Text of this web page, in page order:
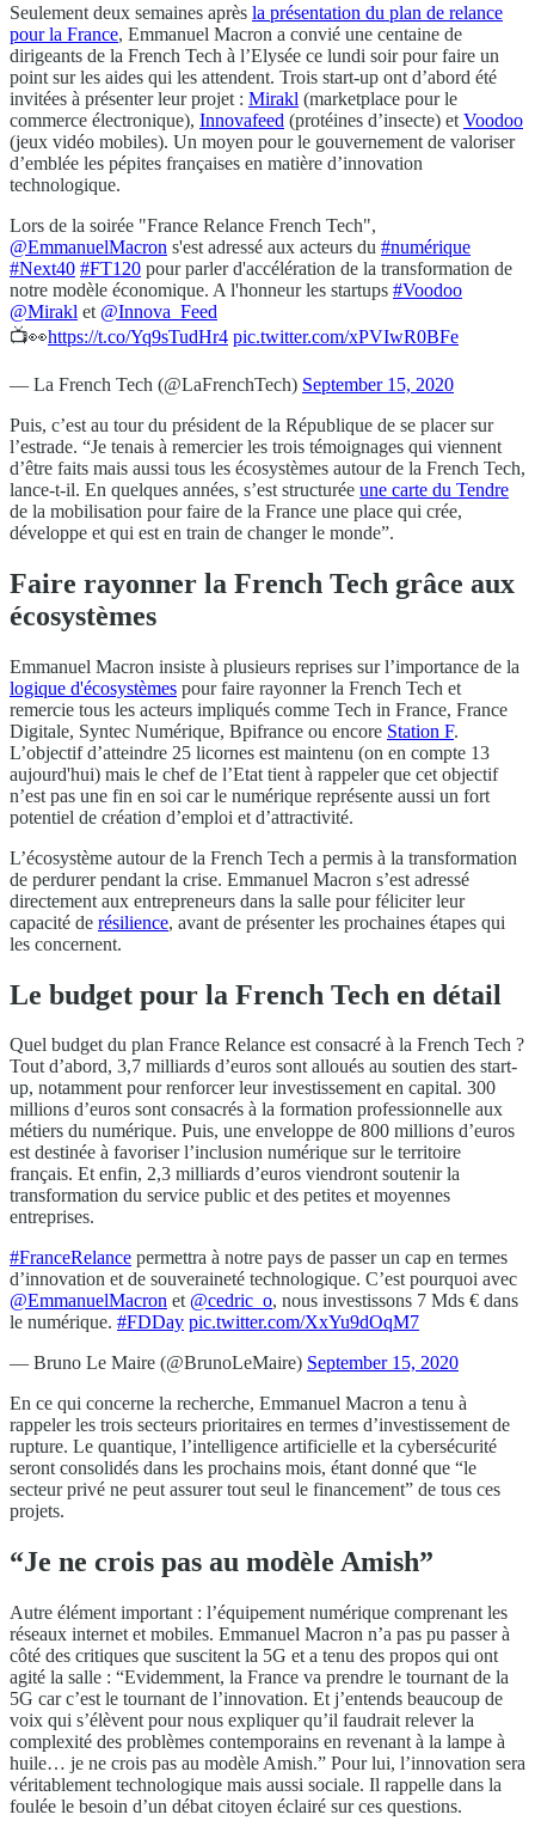
Seulement deux semaines après la présentation du plan de relance
pour la France, Emmanuel Macron a convié une centaine de
dirigeants de la French Tech à l’Elysée ce lundi soir pour faire un
point sur les aides qui les attendent. Trois start-up ont d’abord été
invitées à présenter leur projet : Mirakl (marketplace pour le
commerce électronique), Innovafeed (protéines d’insecte) et Voodoo
(jeux vidéo mobiles). Un moyen pour le gouvernement de valoriser
d’emblée les pépites françaises en matière d’innovation
technologique.
Lors de la soirée "France Relance French Tech",
@EmmanuelMacron s'est adressé aux acteurs du #numérique
#Next40 #FT120 pour parler d'accélération de la transformation de
notre modèle économique. A l'honneur les startups #Voodoo
@Mirakl et @Innova_Feed
📺👀https://t.co/Yq9sTudHr4 pic.twitter.com/xPVIwR0BFe
— La French Tech (@LaFrenchTech) September 15, 2020
Puis, c’est au tour du président de la République de se placer sur
l’estrade. “Je tenais à remercier les trois témoignages qui viennent
d’être faits mais aussi tous les écosystèmes autour de la French Tech,
lance-t-il. En quelques années, s’est structurée une carte du Tendre
de la mobilisation pour faire de la France une place qui crée,
développe et qui est en train de changer le monde”.
Faire rayonner la French Tech grâce aux
écosystèmes
Emmanuel Macron insiste à plusieurs reprises sur l’importance de la
logique d'écosystèmes pour faire rayonner la French Tech et
remercie tous les acteurs impliqués comme Tech in France, France
Digitale, Syntec Numérique, Bpifrance ou encore Station F.
L’objectif d’atteindre 25 licornes est maintenu (on en compte 13
aujourd'hui) mais le chef de l’Etat tient à rappeler que cet objectif
n’est pas une fin en soi car le numérique représente aussi un fort
potentiel de création d’emploi et d’attractivité.
L’écosystème autour de la French Tech a permis à la transformation
de perdurer pendant la crise. Emmanuel Macron s’est adressé
directement aux entrepreneurs dans la salle pour féliciter leur
capacité de résilience, avant de présenter les prochaines étapes qui
les concernent.
Le budget pour la French Tech en détail
Quel budget du plan France Relance est consacré à la French Tech ?
Tout d’abord, 3,7 milliards d’euros sont alloués au soutien des start-
up, notamment pour renforcer leur investissement en capital. 300
millions d’euros sont consacrés à la formation professionnelle aux
métiers du numérique. Puis, une enveloppe de 800 millions d’euros
est destinée à favoriser l’inclusion numérique sur le territoire
français. Et enfin, 2,3 milliards d’euros viendront soutenir la
transformation du service public et des petites et moyennes
entreprises.
#FranceRelance permettra à notre pays de passer un cap en termes
d’innovation et de souveraineté technologique. C’est pourquoi avec
@EmmanuelMacron et @cedric_o, nous investissons 7 Mds € dans
le numérique. #FDDay pic.twitter.com/XxYu9dOqM7
— Bruno Le Maire (@BrunoLeMaire) September 15, 2020
En ce qui concerne la recherche, Emmanuel Macron a tenu à
rappeler les trois secteurs prioritaires en termes d’investissement de
rupture. Le quantique, l’intelligence artificielle et la cybersécurité
seront consolidés dans les prochains mois, étant donné que “le
secteur privé ne peut assurer tout seul le financement” de tous ces
projets.
“Je ne crois pas au modèle Amish”
Autre élément important : l’équipement numérique comprenant les
réseaux internet et mobiles. Emmanuel Macron n’a pas pu passer à
côté des critiques que suscitent la 5G et a tenu des propos qui ont
agité la salle : “Evidemment, la France va prendre le tournant de la
5G car c’est le tournant de l’innovation. Et j’entends beaucoup de
voix qui s’élèvent pour nous expliquer qu’il faudrait relever la
complexité des problèmes contemporains en revenant à la lampe à
huile… je ne crois pas au modèle Amish.” Pour lui, l’innovation sera
véritablement technologique mais aussi sociale. Il rappelle dans la
foulée le besoin d’un débat citoyen éclairé sur ces questions.